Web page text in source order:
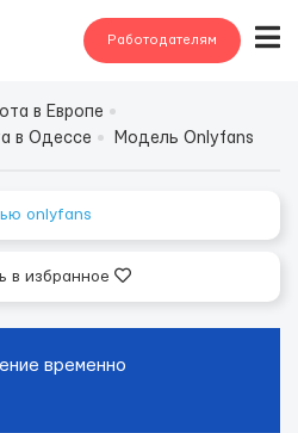
Работодателям
в Европе
в Одессе Модель Onlyfans
onlyfans
в избранное
временно